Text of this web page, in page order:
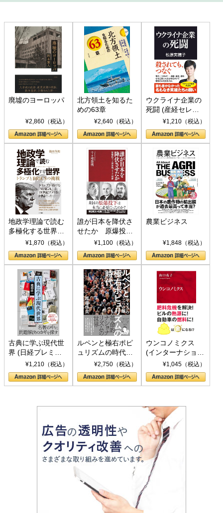
廃墟のヨーロッパ
¥2,860（税込）
北方領土を知るた
めの63章
¥2,640（税込）
ウクライナ企業の
死闘 (産経セレク
ト S 039)¥1,210（税込）
地政学理論で読む
多極化する世界：
トランプとBRICS
の挑戦
¥1,870（税込）
誰が日本を降伏さ
せたか 原爆投
下、ソ連参戦、そ
して聖断 (PHP新
書)
¥1,100（税込）
農業ビジネス
¥1,848（税込）
古典に学ぶ現代世
界 (日経プレミア
シリーズ)¥1,210（税込）
ルペンと極右ポピ
ュリズムの時代：
〈ヤヌス〉の二つ
の顔
¥2,750（税込）
ウンコノミクス
(インターナショナ
ル新書)¥1,045（税込）